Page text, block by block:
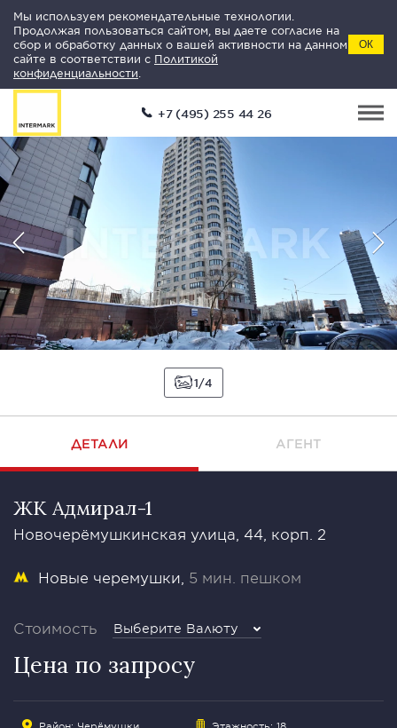
Мы используем рекомендательные технологии.
Продолжая пользоваться сайтом, вы даете согласие на
сбор и обработку данных о вашей активности на данном
сайте в соответствии с Политикой
конфиденциальности
ОК
+7 (495) 255 44 26
1 4
ДЕТАЛИ АГЕНТ
ЖК Адмирал-1
Новочерёмушкинская улица, 44, корп. 2
Новые черемушки 5 мин. пешком
Стоимость Выберите Валюту
Цена по запросу
Район: Черёмушки Этажность: 18